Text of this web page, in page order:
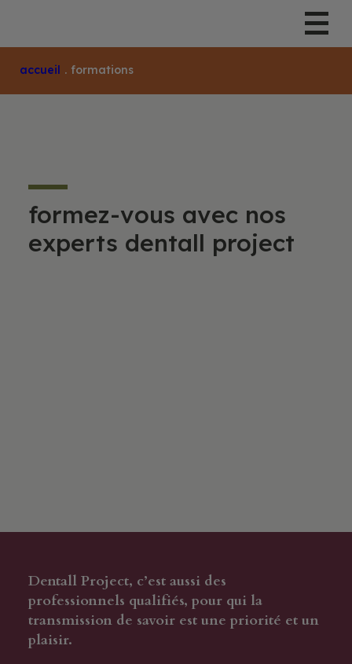
Accueil . Formations
formez-vous avec nos
experts dentall project
Dentall Project, c’est aussi des
professionnels qualifiés, pour qui la
transmission de savoir est une priorité et un
plaisir.